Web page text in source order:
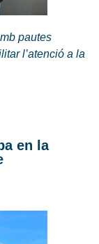
pautes
l’atenció a la
en la